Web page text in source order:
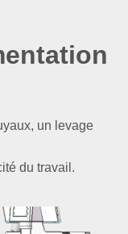
un levage
du travail.